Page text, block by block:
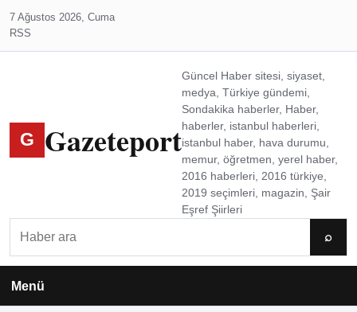
7 Ağustos 2026, Cuma
RSS
G Gazeteport
Güncel Haber sitesi, siyaset,
medya, Türkiye gündemi,
Sondakika haberler, Haber,
haberler, istanbul haberleri,
istanbul haber, hava durumu,
memur, öğretmen, yerel haber,
2016 haberleri, 2016 türkiye,
2019 seçimleri, magazin, Şair
Eşref Şiirleri
⌕
Menü